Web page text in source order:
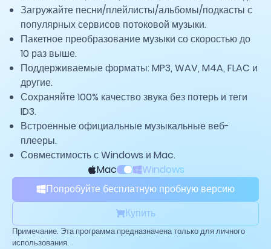
Загружайте песни/плейлисты/альбомы/подкасты с
популярных сервисов потоковой музыки.
Пакетное преобразование музыки со скоростью до
10 раз выше.
Поддерживаемые форматы: MP3, WAV, M4A, FLAC и
другие.
Сохраняйте 100% качество звука без потерь и теги
ID3.
Встроенные официальные музыкальные веб-
плееры.
Совместимость с Windows и Mac.
Mac
Windows
Попробуйте бесплатную пробную версию
Купить
Примечание. Эта программа предназначена только для личного
использования.